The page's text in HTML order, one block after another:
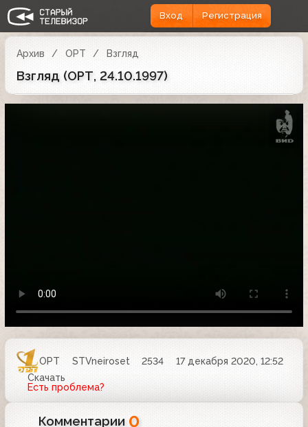
Вход Регистрация
Архив ОРТ Взгляд
Взгляд (ОРТ, 24.10.1997)
ОРТ STVneiroset 2534
17 декабря 2020, 12:52
Скачать
Есть проблема?
Комментарии 0